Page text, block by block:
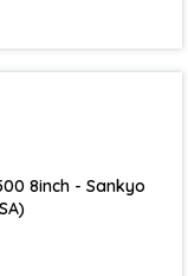
8inch - Sankyo